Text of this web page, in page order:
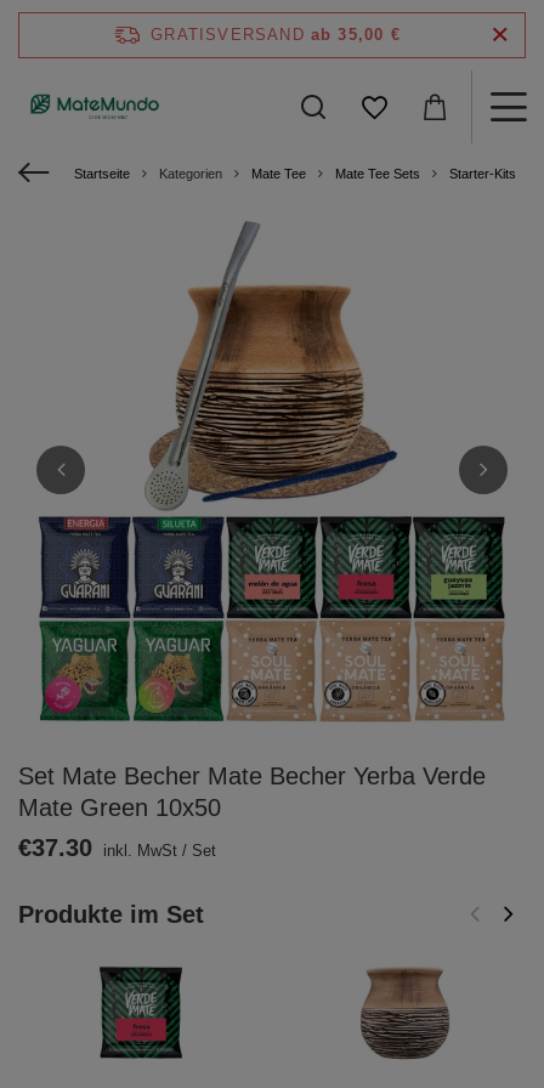
GRATISVERSAND ab 35,00 €
Startseite Kategorien Mate Tee Mate Tee Sets Starter-Kits
Set Mate Becher Mate Becher Yerba Verde
Mate Green 10x50
Produkte im Set
€37.30 inkl. MwSt / Set